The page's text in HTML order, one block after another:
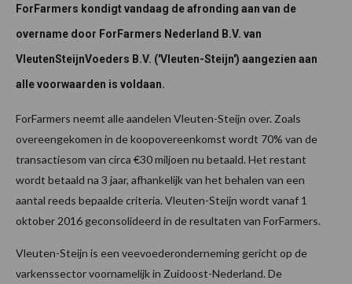
ForFarmers kondigt vandaag de afronding aan van de
overname door ForFarmers Nederland B.V. van
VleutenSteijnVoeders B.V. ('Vleuten-Steijn') aangezien aan
alle voorwaarden is voldaan.
ForFarmers neemt alle aandelen Vleuten-Steijn over. Zoals
overeengekomen in de koopovereenkomst wordt 70% van de
transactiesom van circa €30 miljoen nu betaald. Het restant
wordt betaald na 3 jaar, afhankelijk van het behalen van een
aantal reeds bepaalde criteria. Vleuten-Steijn wordt vanaf 1
oktober 2016 geconsolideerd in de resultaten van ForFarmers.
Vleuten-Steijn is een veevoederonderneming gericht op de
varkenssector voornamelijk in Zuidoost-Nederland. De